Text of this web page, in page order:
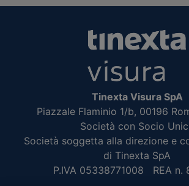
Tinexta Visura SpA
Piazzale Flaminio 1/b, 00196
Società con Socio
Società soggetta alla direzione e
di Tinexta SpA
P.IVA 05338771008 REA n.